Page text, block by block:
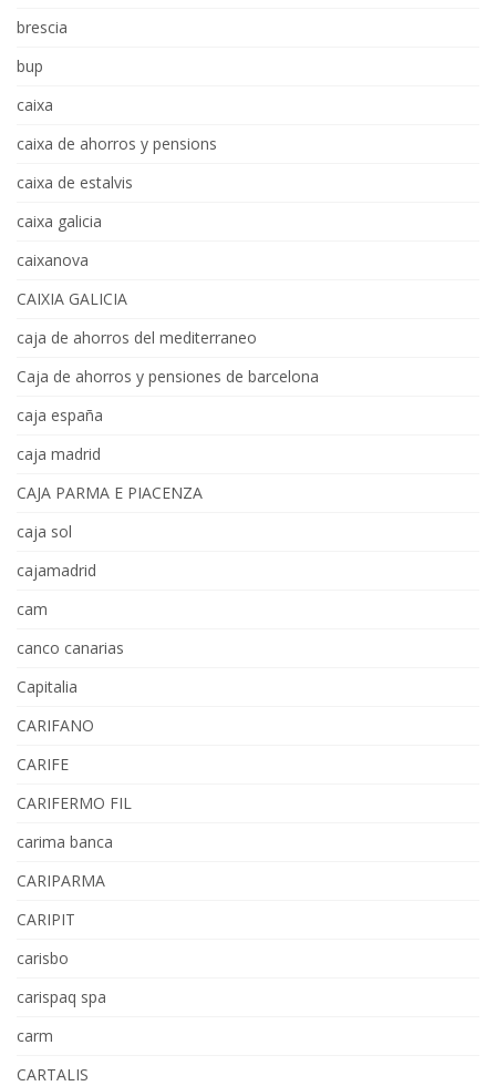
brescia
bup
caixa
caixa de ahorros y pensions
caixa de estalvis
caixa galicia
caixanova
CAIXIA GALICIA
caja de ahorros del mediterraneo
Caja de ahorros y pensiones de barcelona
caja españa
caja madrid
CAJA PARMA E PIACENZA
caja sol
cajamadrid
cam
canco canarias
Capitalia
CARIFANO
CARIFE
CARIFERMO FIL
carima banca
CARIPARMA
CARIPIT
carisbo
carispaq spa
carm
CARTALIS